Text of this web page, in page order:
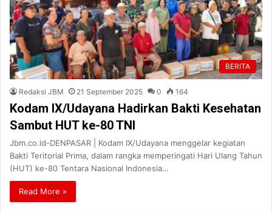
BERITA
Redaksi JBM 21 September 2025 0 164
Kodam IX/Udayana Hadirkan Bakti Kesehatan
Sambut HUT ke-80 TNI
Jbm.co.id-DENPASAR | Kodam IX/Udayana menggelar kegiatan
Bakti Teritorial Prima, dalam rangka memperingati Hari Ulang Tahun
(HUT) ke-80 Tentara Nasional Indonesia…
Read More »